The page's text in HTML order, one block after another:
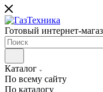
Готовый интернет-
Каталог
По всему сайту
По каталогу